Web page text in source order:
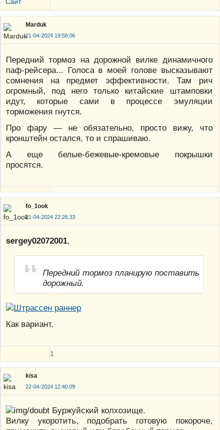
Сайт
Marduk
21-04-2024 19:58:06
Передний тормоз на дорожной вилке динамичного
паф-рейсера... Голоса в моей голове высказывают
сомнения на предмет эффективности. Там рич
огромный, под него только китайские штамповки
идут, которые сами в процессе эмуляции
торможения гнутся.
Про фару — не обязательно, просто вижу, что
кронштейн остался, то и спрашиваю.
А еще белые-бежевые-кремовые покрышки
просятся.
fo_1ook
21-04-2024 22:26:33
sergey02072001,
Передний тормоз планирую поставить
дорожный.
Как вариант.
1
kisa
22-04-2024 12:40:09
Буржуйский колхозище.
Вилку укоротить, подобрать готовую покороче,